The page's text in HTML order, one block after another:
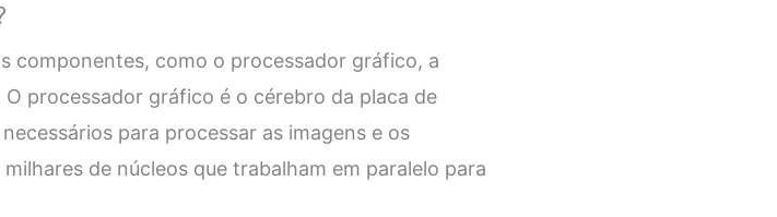
componentes, como o processador gráfico, a
processador gráfico é o cérebro da placa de
para processar as imagens e os
de núcleos que trabalham em paralelo para